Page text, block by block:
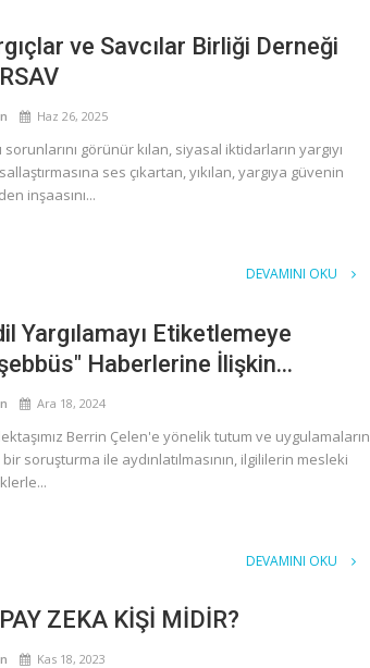
ve Savcılar Birliği Derneği
Haz 26, 2025
sorunlarını görünür kılan, siyasal iktidarların yargıyı
ses çıkartan, yıkılan, yargıya güvenin
inşaasını...
DEVAMINI OKU
Yargılamayı Etiketlemeye
Haberlerine İlişkin...
Ara 18, 2024
Berrin Çelen'e yönelik tutum ve uygulamaların
soruşturma ile aydınlatılmasının, ilgililerin mesleki
DEVAMINI OKU
ZEKA KİŞİ MİDİR?
Kas 18, 2023